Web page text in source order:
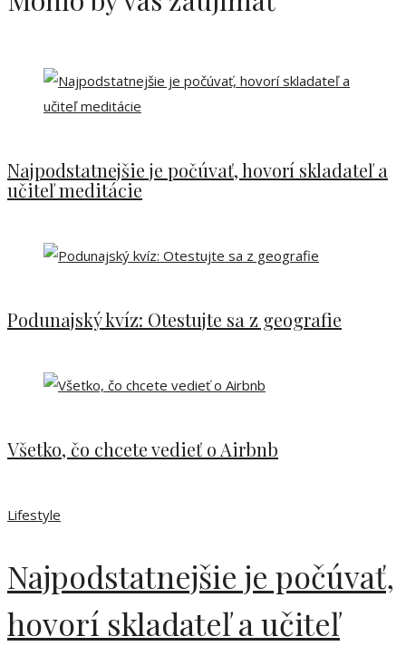
Najpodstatnejšie je počúvať, hovorí skladateľ a
učiteľ meditácie
Podunajský kvíz: Otestujte sa z geografie
Všetko, čo chcete vedieť o Airbnb
Lifestyle
Najpodstatnejšie je počúvať,
hovorí skladateľ a učiteľ